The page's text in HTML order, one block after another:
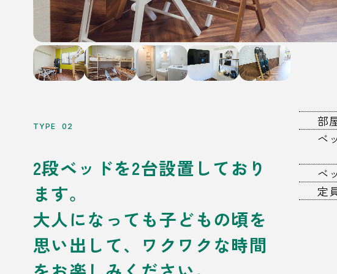
TYPE 02
2段ベッドを2台設置しており
ます。
大人になっても子どもの頃を
思い出して、ワクワクな時間
部
ベ
ベ
定